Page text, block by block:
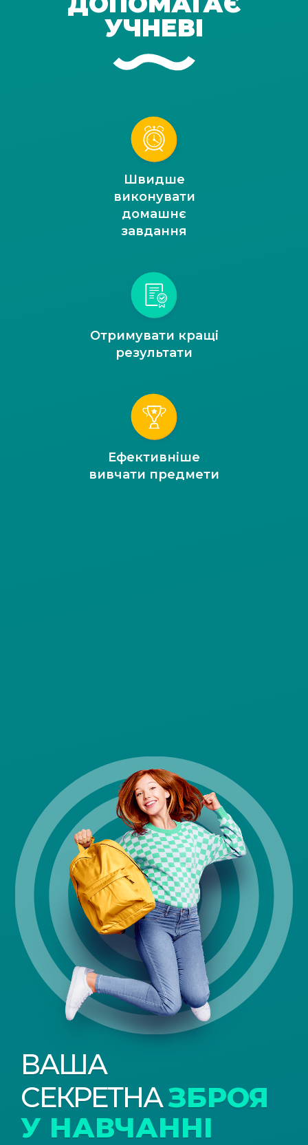
УЧНЕВІ
Швидше
виконувати
домашнє
завдання
Отримувати кращі
результати
Ефективніше
вивчати предмети
ВАША
СЕКРЕТНАЗБРОЯ
У НАВЧАННІ